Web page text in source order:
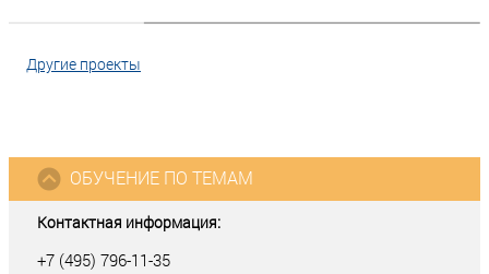
Другие проекты
Контактная информация:
+7 (495) 796-11-35
ОБУЧЕНИЕ ПО ТЕМАМ